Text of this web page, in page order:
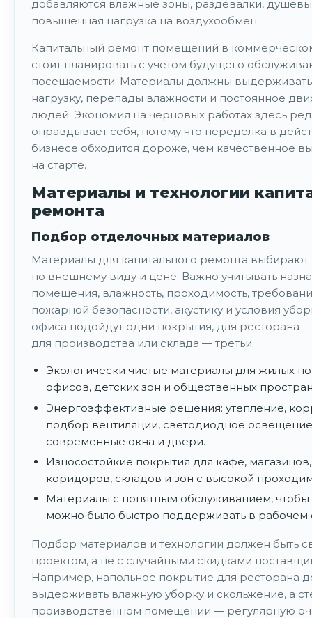
добавляются влажные зоны, раздевалки,
повышенная нагрузка на воздухообмен.
Капитальный ремонт помещений в
стоит планировать с учетом будущего
посещаемости. Материалы должны выдерживать
нагрузку, перепады влажности и постоянное
людей. Экономия на черновых работах здесь
оправдывает себя, потому что переделка в
бизнесе обходится дороже, чем качественное
на старте.
Материалы и технологии
ремонта
Подбор отделочных материалов
Материалы для капитального ремонта выбирают
по внешнему виду и цене. Важно учитывать
помещения, влажность, проходимость,
пожарной безопасности, акустику и условия
офиса подойдут одни покрытия, для ресторана
для производства или склада — третьи.
Экологически чистые материалы для жилых
офисов, детских зон и общественных
Энергоэффективные решения: утепление,
подбор вентиляции, светодиодное
современные окна и двери.
Износостойкие покрытия для кафе, магазинов,
коридоров, складов и зон с высокой
Материалы с понятным обслуживанием, чтобы
можно было быстро поддерживать в рабочем
Подбор материалов и технологии должен быть
проектом, а не с случайными скидками
Например, напольное покрытие для ресторана
выдерживать влажную уборку и скольжение, а
производственном помещении — регулярную